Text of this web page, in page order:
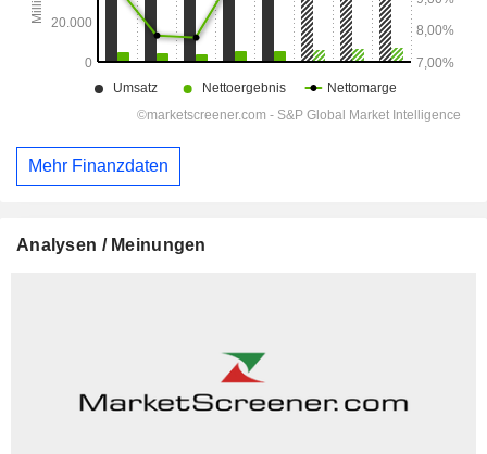
Mehr Finanzdaten
Analysen / Meinungen